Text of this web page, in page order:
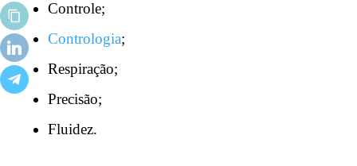
Controle;
Contrologia;
Respiração;
Precisão;
Fluidez.